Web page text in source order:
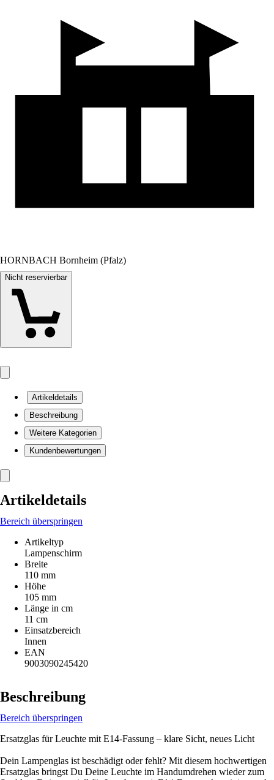
HORNBACH Bornheim (Pfalz)
Nicht reservierbar
Artikeldetails
Beschreibung
Weitere Kategorien
Kundenbewertungen
Artikeldetails
Bereich überspringen
Artikeltyp
Lampenschirm
Breite
110 mm
Höhe
105 mm
Länge in cm
11 cm
Einsatzbereich
Innen
EAN
9003090245420
Beschreibung
Bereich überspringen
Ersatzglas für Leuchte mit E14-Fassung – klare Sicht, neues Licht
Dein Lampenglas ist beschädigt oder fehlt? Mit diesem hochwertigen
Ersatzglas bringst Du Deine Leuchte im Handumdrehen wieder zum